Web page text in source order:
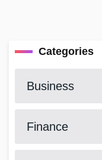
Categories
Business
Finance